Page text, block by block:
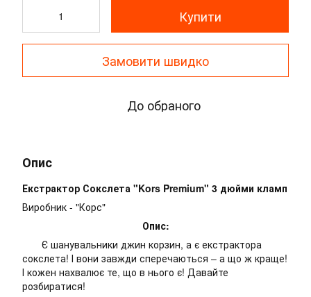
Купити
Замовити швидко
До обраного
Опис
Екстрактор Сокслета "Kors Premium" 3 дюйми кламп
Виробник - "Корс"
Опис:
Є шанувальники джин корзин, а є екстрактора
сокслета! І вони завжди сперечаються – а що ж краще!
І кожен нахвалює те, що в нього є! Давайте
розбиратися!